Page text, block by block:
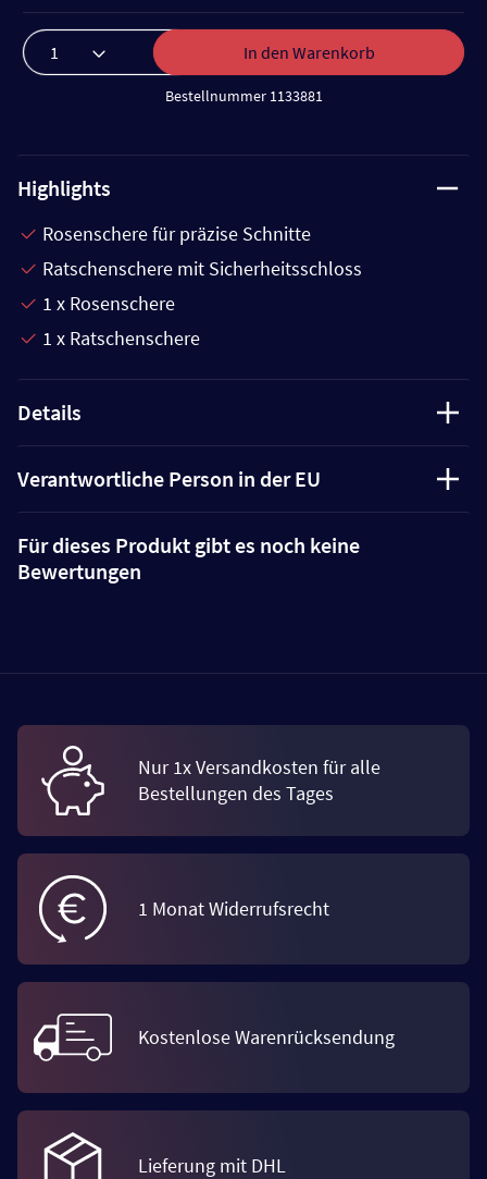
In den Warenkorb
Bestellnummer 1133881
Highlights
Rosenschere für präzise Schnitte
Ratschenschere mit Sicherheitsschloss
1 x Rosenschere
1 x Ratschenschere
Details
Verantwortliche Person in der EU
Für dieses Produkt gibt es noch keine
Bewertungen
Nur 1x Versandkosten für alle
Bestellungen des Tages
1 Monat Widerrufsrecht
Kostenlose Warenrücksendung
Lieferung mit DHL